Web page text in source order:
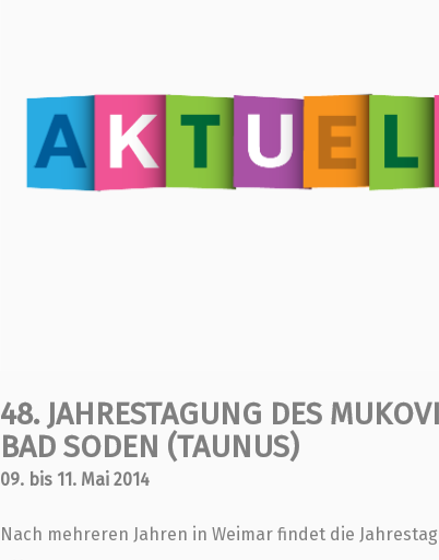
48. JAHRESTAGUNG DES
BAD SODEN (TAUNUS)
09. bis 11. Mai 2014
Nach mehreren Jahren in Weimar findet die